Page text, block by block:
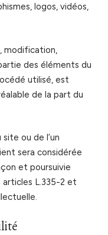
logos, vidéos,
modification,
des éléments du
utilisé, est
de la part du
ou de l’un
sera considérée
et poursuivie
L.335-2 et